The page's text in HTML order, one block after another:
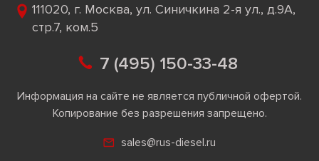
111020, г. Москва, ул. Синичкина 2-я ул., д.9А,
стр.7, ком.5
7 (495) 150-33-48
Информация на сайте не является публичной офертой.
Копирование без разрешения запрещено.
sales@rus-diesel.ru